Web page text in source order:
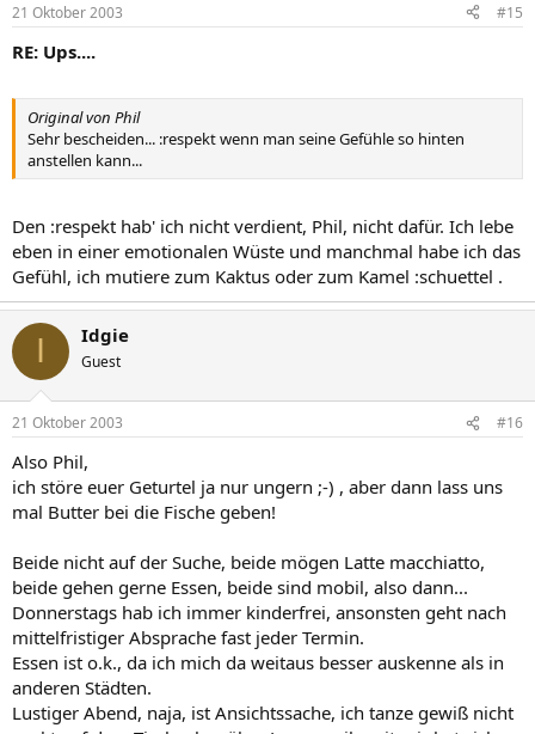
21 Oktober 2003 #15
RE: Ups....
Original von Phil
Sehr bescheiden... :respekt wenn man seine Gefühle so hinten
anstellen kann...
Den :respekt hab' ich nicht verdient, Phil, nicht dafür. Ich lebe
eben in einer emotionalen Wüste und manchmal habe ich das
Gefühl, ich mutiere zum Kaktus oder zum Kamel :schuettel .
I Idgie
Guest
21 Oktober 2003 #16
Also Phil,
ich störe euer Geturtel ja nur ungern ;-) , aber dann lass uns
mal Butter bei die Fische geben!
Beide nicht auf der Suche, beide mögen Latte macchiatto,
beide gehen gerne Essen, beide sind mobil, also dann...
Donnerstags hab ich immer kinderfrei, ansonsten geht nach
mittelfristiger Absprache fast jeder Termin.
Essen ist o.k., da ich mich da weitaus besser auskenne als in
anderen Städten.
Lustiger Abend, naja, ist Ansichtssache, ich tanze gewiß nicht